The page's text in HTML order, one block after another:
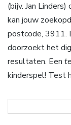
(bijv. Jan
kan jouw
postcode, 3911.
doorzoekt het
resultaten. Een
kinderspel! Test